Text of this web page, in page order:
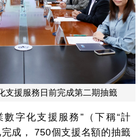
支援服務日前完成第二期抽籤
數字化支援服務”（下稱“計
成， 750個支援名額的抽籤